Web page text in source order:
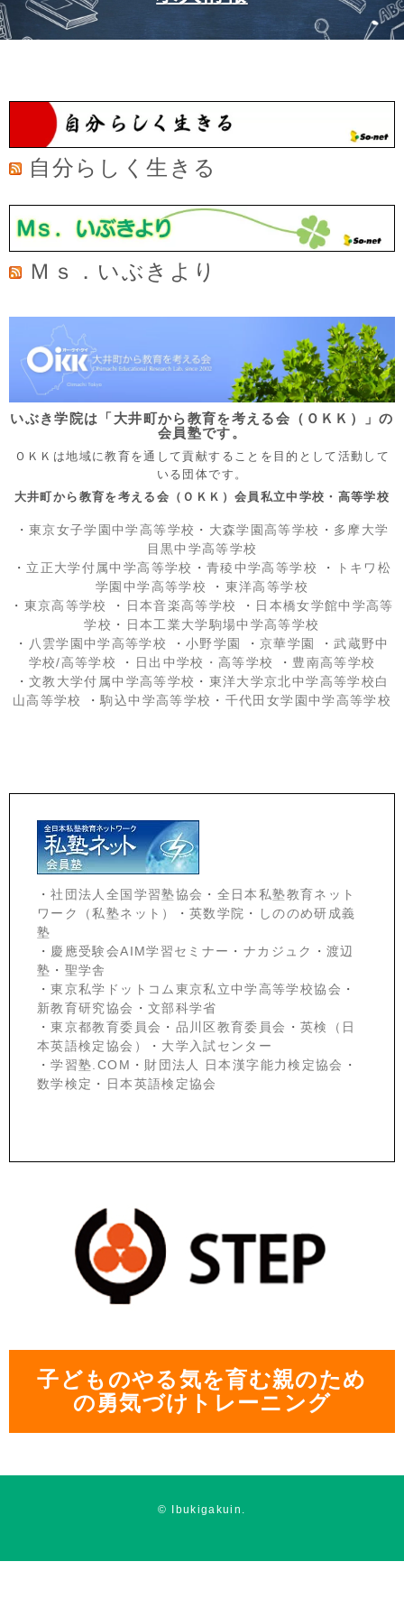
自分らしく生きる
Ｍｓ．いぶきより
いぶき学院は「大井町から教育を考える会（ＯＫＫ）」の
会員塾です。
ＯＫＫは地域に教育を通して貢献することを目的として活動して
いる団体です。
大井町から教育を考える会（ＯＫＫ）会員私立中学校・高等学校
・ 東京女子学園中学高等学校 ・ 大森学園高等学校 ・ 多摩大学
目黒中学高等学校
・ 立正大学付属中学高等学校 ・ 青稜中学高等学校 ・
トキワ松
学園中学高等学校
・ 東洋高等学校
・ 東京高等学校 ・ 日本音楽高等学校 ・ 日本橋女学館中学高等
学校 ・ 日本工業大学駒場中学高等学校
・ 八雲学園中学高等学校 ・ 小野学園 ・京華学園 ・武蔵野中
学校/高等学校
・ 日出中学校 ・高等学校 ・ 豊南高等学校
・ 文教大学付属中学高等学校 ・ 東洋大学京北中学高等学校白
山高等学校
・駒込中学高等学校 ・ 千代田女学園中学高等学校
・社団法人全国学習塾協会 ・ 全日本私塾教育ネット
ワーク（私塾ネット）
・ 英数学院 ・
しののめ研成義
塾
・ 慶應受験会AIM学習セミナー ・ ナカジュク ・ 渡辺
塾 ・ 聖学舎
・東京私学ドットコム東京私立中学高等学校協会 ・
新教育研究協会 ・ 文部科学省
・東京都教育委員会 ・ 品川区教育委員会 ・ 英検（日
本英語検定協会）
・ 大学入試センター
・学習塾.COM ・ 財団法人 日本漢字能力検定協会 ・
数学検定 ・ 日本英語検定協会
子どものやる気を育む親のため
の勇気づけトレーニング
© Ibukigakuin.